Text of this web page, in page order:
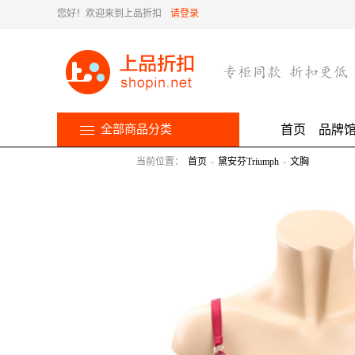
您好！欢迎来到上品折扣 请登录
全部商品分类 首页 品牌
当前位置： 首页 - 黛安芬Triumph - 文胸